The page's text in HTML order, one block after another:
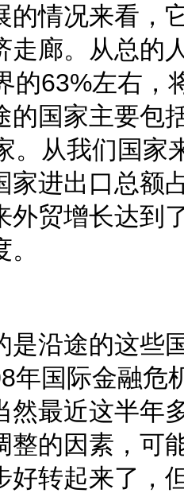
情况来看，它
走廊。从总的
的63%左右，
的国家主要包
。从我们国家
家进出口总额
外贸增长达到
是沿途的这些
年国际金融危
然最近这半年
整的因素，可
好转起来了，